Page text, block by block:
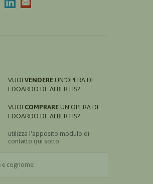
VUOI VENDERE UN'OPERA DI
EDOARDO DE ALBERTIS?
VUOI COMPRARE UN'OPERA DI
EDOARDO DE ALBERTIS?
utilizza l'apposito modulo di
contatto qui sotto